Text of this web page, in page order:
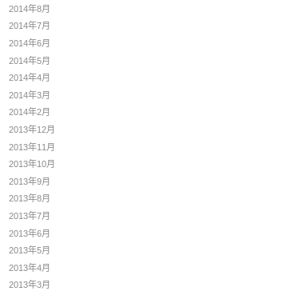
2014年8月
2014年7月
2014年6月
2014年5月
2014年4月
2014年3月
2014年2月
2013年12月
2013年11月
2013年10月
2013年9月
2013年8月
2013年7月
2013年6月
2013年5月
2013年4月
2013年3月